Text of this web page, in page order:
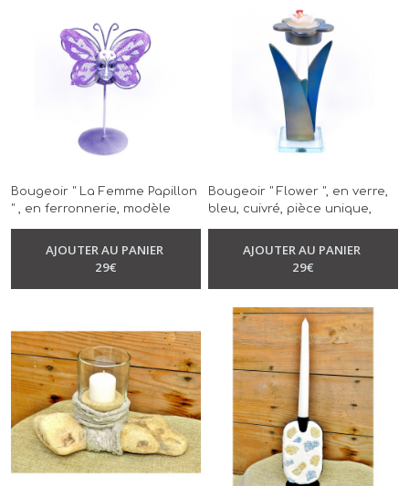
Bougeoir " La Femme Papillon
" , en ferronnerie, modèle
BougeoirAJOUTER AU PANIER
29€
Bougeoir " Flower ", en verre,
bleu, cuivré, pièce unique,
-Bougeoir
AJOUTER AU PANIER
29€
Bougeoir
Figurines
déco
(4)
murale
cadre
photo
(19)
Afficher